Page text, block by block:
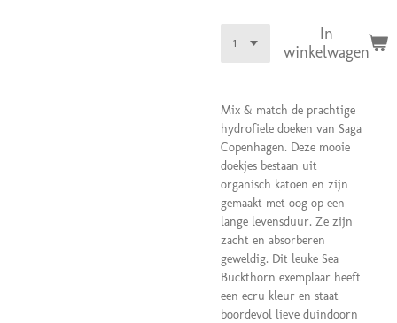
In
winkelwagen
Mix & match de prachtige
hydrofiele doeken van Saga
Copenhagen. Deze mooie
doekjes bestaan uit
organisch katoen en zijn
gemaakt met oog op een
lange levensduur. Ze zijn
zacht en absorberen
geweldig. Dit leuke Sea
Buckthorn exemplaar heeft
een ecru kleur en staat
boordevol lieve duindoorn